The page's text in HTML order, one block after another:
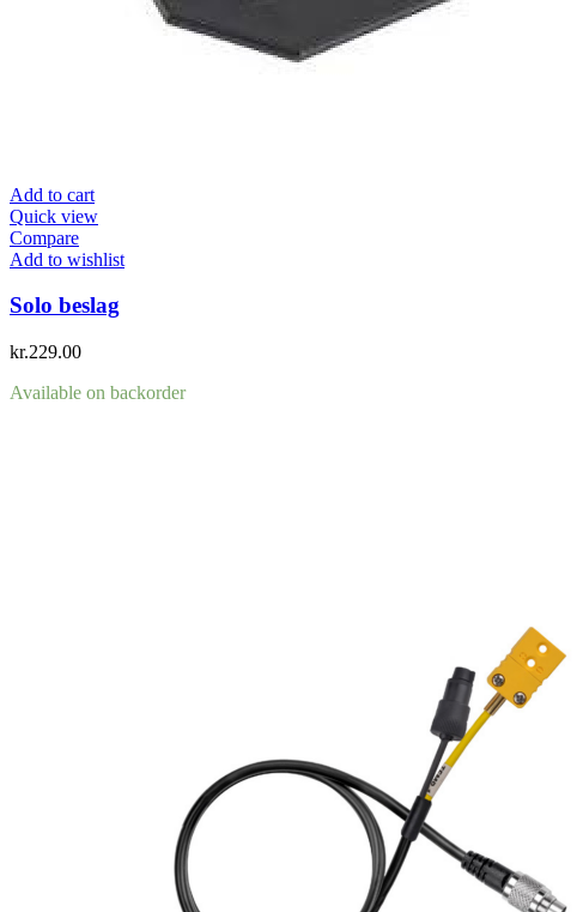
Add to cart
Quick view
Compare
Add to wishlist
Solo beslag
kr.229.00
Available on backorder